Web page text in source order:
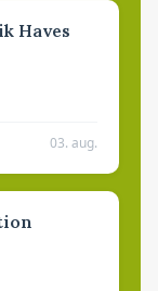
Haves
03. aug.